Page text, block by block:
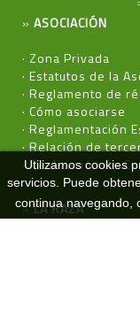
» ASOCIACIÓN
· Zona Privada
· Estatutos de la
· Reglamento de
· Cómo asociarse
· Reglamentación
·Relación de
·Realización de
»LA RAZA
Utilizamos cookies
servicios. Puede
continua navegando,